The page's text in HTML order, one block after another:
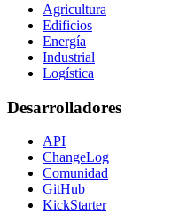
Agricultura
Edificios
Energía
Industrial
Logística
Desarrolladores
API
ChangeLog
Comunidad
GitHub
KickStarter